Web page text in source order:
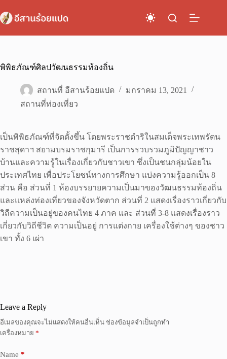
to
content
พิพิธภัณฑ์ศิลปวัฒนธรรมท้องถิ่น
สถานที่ อีสานร้อยแปด
มกราคม 13, 2021
สถานที่ท่องเที่ยว
เป็นพิพิธภัณฑ์ที่จัดตั้งขึ้น โดยพระราชดำริในสมเด็จพระเทพรัตน
ราชสุดาฯ สยามบรมราชกุมารี เป็นการรวบรวมภูมิปัญญาชาว
บ้านและความรู้ในเรื่องเกี่ยวกับชาวเขา ซึ่งเป็นชนกลุ่มน้อยใน
ประเทศไทย เพื่อประโยชน์ทางการศึกษา แบ่งความรู้ออกเป็น 8
ส่วน คือ ส่วนที่ 1 ห้องบรรยายความเป็นมาของวัฒนธรรมท้องถิ่น
และแหล่งท่องเที่ยวของจังหวัดตาก ส่วนที่ 2 แสดงเรื่องราวเกี่ยวกับ
วิถีความเป็นอยู่ของคนไทย 4 ภาค และ ส่วนที่ 3-8 แสดงเรื่องราว
เกี่ยวกับวิถีชีวิต ความเป็นอยู่ การแต่งกาย เครื่องใช้ต่างๆ ของชาว
เขา ทั้ง 6 เผ่า
Leave a Reply
อีเมลของคุณจะไม่แสดงให้คนอื่นเห็น ช่องข้อมูลจำเป็นถูกทำ
เครื่องหมาย *
Name *